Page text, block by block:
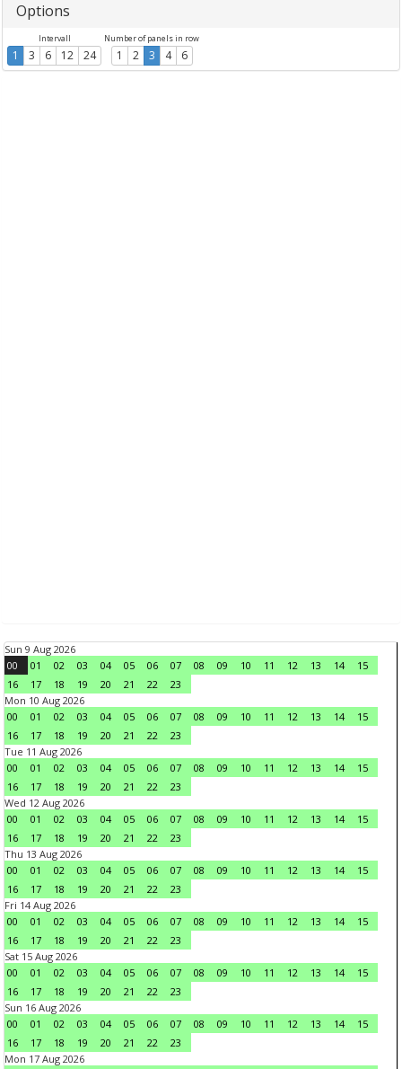
Options
Intervall
1 3 6 12 24
Number of panels in row
1 2 3 4 6
Sun 9 Aug 2026
00
01 02 03 04 05 06 07 08 09 10 11 12 13 14
15
16
17 18 19 20 21 22
23
Mon 10 Aug 2026
00
01 02 03 04 05 06 07 08 09 10 11 12 13 14
15
16
17 18 19 20 21 22
23
Tue 11 Aug 2026
00
01 02 03 04 05 06 07 08 09 10 11 12 13 14
15
16
17 18 19 20 21 22
23
Wed 12 Aug 2026
00
01 02 03 04 05 06 07 08 09 10 11 12 13 14
15
16
17 18 19 20 21 22
23
Thu 13 Aug 2026
00
01 02 03 04 05 06 07 08 09 10 11 12 13 14
15
16
17 18 19 20 21 22
23
Fri 14 Aug 2026
00
01 02 03 04 05 06 07 08 09 10 11 12 13 14
15
16
17 18 19 20 21 22
23
Sat 15 Aug 2026
00
01 02 03 04 05 06 07 08 09 10 11 12 13 14
15
16
17 18 19 20 21 22
23
Sun 16 Aug 2026
00
01 02 03 04 05 06 07 08 09 10 11 12 13 14
15
16
17 18 19 20 21 22
23
Mon 17 Aug 2026